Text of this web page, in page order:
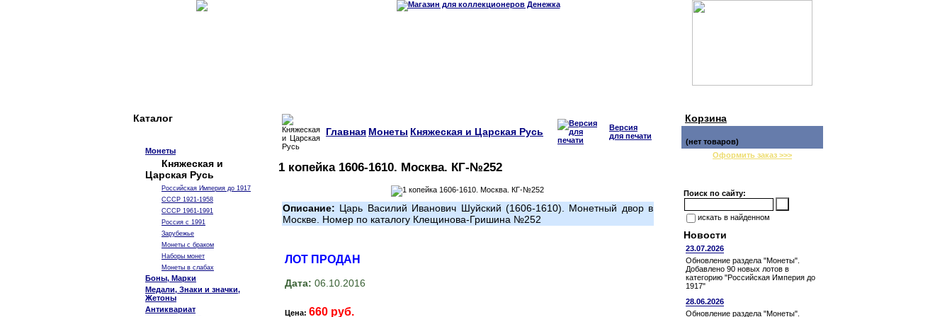
Каталог
Монеты
Княжеская и
Царская Русь
Российская Империя до 1917
СССР 1921-1958
СССР 1961-1991
Россия с 1991
Зарубежье
Монеты с браком
Наборы монет
Монеты в слабах
Боны, Марки
Медали, Знаки и значки,
Жетоны
Антиквариат
Главная Монеты Княжеская и Царская Русь
Версия
для печати
1 копейка 1606-1610. Москва. КГ-№252
Описание: Царь Василий Иванович Шуйский (1606-1610). Монетный двор в
Москве. Номер по каталогу Клещинова-Гришина №252
ЛОТ ПРОДАН
Дата: 06.10.2016
Цена: 660 руб.
Корзина
(нет товаров)
Оформить заказ >>>
Поиск по сайту:
искать в найденном
Новости
23.07.2026
Обновление раздела "Монеты".
Добавлено 90 новых лотов в
категорию "Российская Империя до
1917"
28.06.2026
Обновление раздела "Монеты".